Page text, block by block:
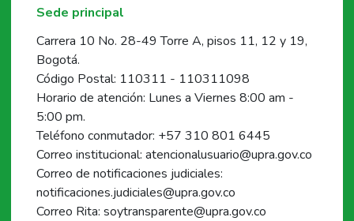
Sede principal
Carrera 10 No. 28-49 Torre A, pisos 11, 12 y 19,
Bogotá.
Código Postal: 110311 - 110311098
Horario de atención: Lunes a Viernes 8:00 am -
5:00 pm.
Teléfono conmutador: +57 310 801 6445
Correo institucional: atencionalusuario@upra.gov.co
Correo de notificaciones judiciales:
notificaciones.judiciales@upra.gov.co
Correo Rita: soytransparente@upra.gov.co